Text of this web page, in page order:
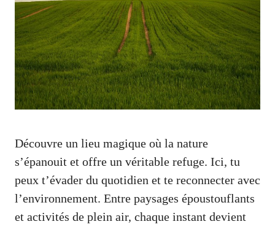
Découvre un lieu magique où la nature
s’épanouit et offre un véritable refuge. Ici, tu
peux t’évader du quotidien et te reconnecter avec
l’environnement. Entre paysages époustouflants
et activités de plein air, chaque instant devient